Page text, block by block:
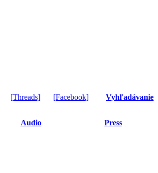
[Threads] [Facebook] Vyhľadávanie
Audio Press